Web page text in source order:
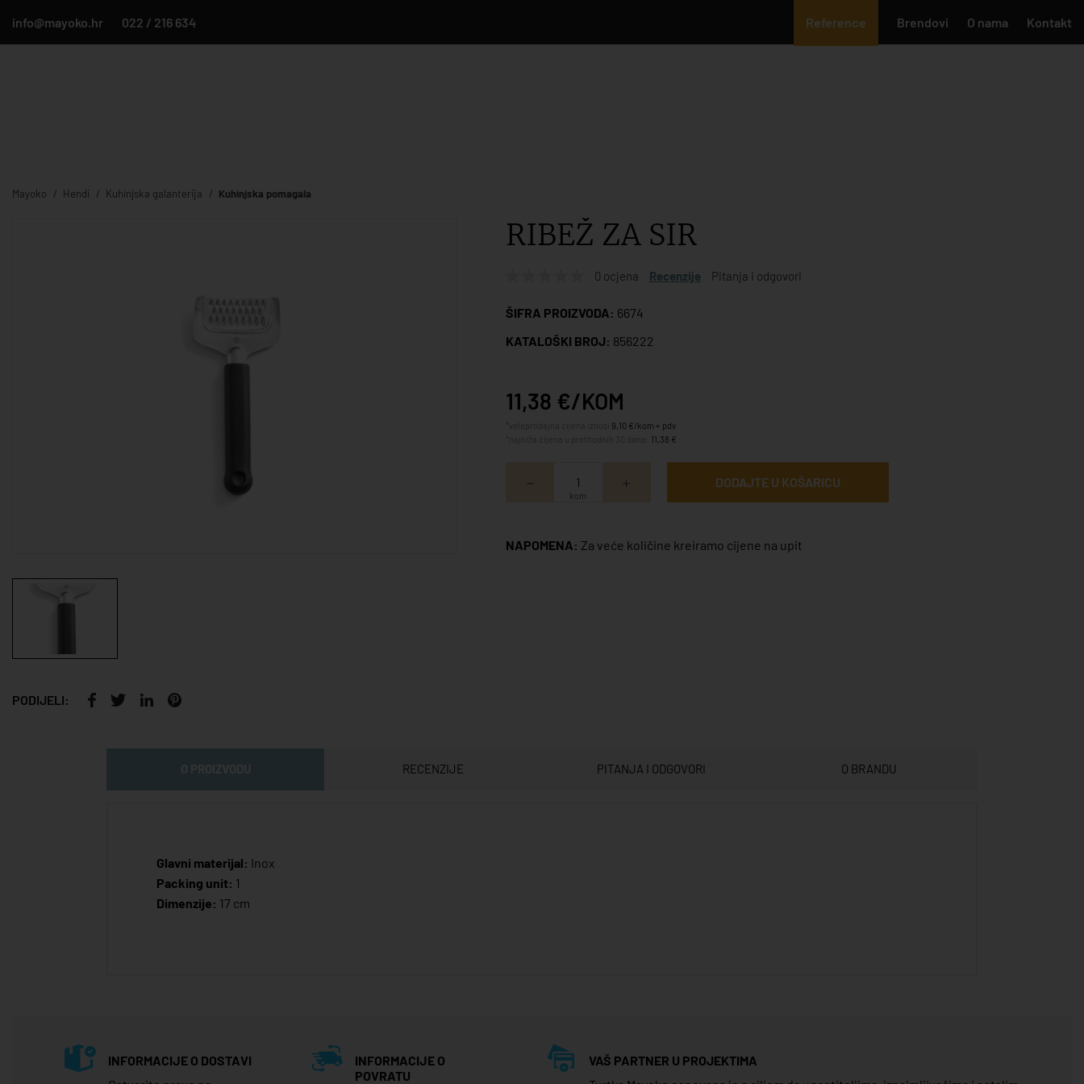
info@mayoko.hr 022 / 216 634 Reference Brendovi O nama Kontakt
Mayoko Hendi Kuhinjska galanterija Kuhinjska pomagala
PODIJELI:
RIBEŽ ZA SIR
0 ocjena Recenzije Pitanja i odgovori
ŠIFRA PROIZVODA: 6674
KATALOŠKI BROJ: 856222
11,38 €/KOM
9,10 €/kom + pdv
11,38 €
kom
DODAJTE U KOŠARICU
NAPOMENA: Za veće količine kreiramo cijene na upit
RECENZIJE PITANJA I ODGOVORI O BRANDU
Glavni materijal: Inox
Packing unit: 1
Dimenzije: 17 cm
INFORMACIJE O DOSTAVI
INFORMACIJE O
POVRATU
VAŠ PARTNER U PROJEKTIMA